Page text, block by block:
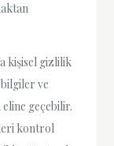
kişisel gizlilik
ve
geçebilir.
kontrol